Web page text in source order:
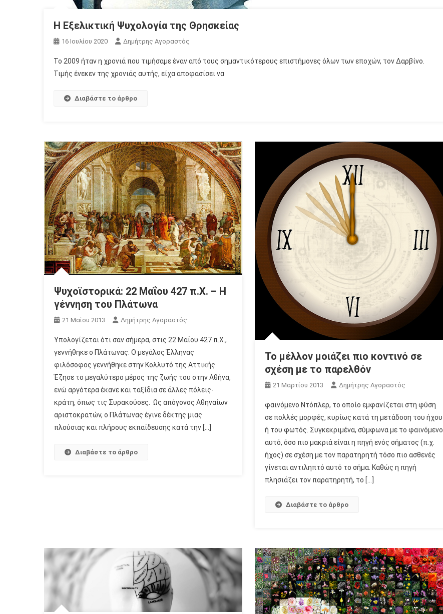
Η Εξελικτική Ψυχολογία της Θρησκείας
16 Ιουλίου 2020 Δημήτρης Αγοραστός
Το 2009 ήταν η χρονιά που τιμήσαμε έναν από τους σημαντικότερους επιστήμονες όλων των εποχών, τον Δαρβίνο.
Τιμής ένεκεν της χρονιάς αυτής, είχα αποφασίσει να
Διαβάστε το άρθρο
Ψυχοϊστορικά: 22 Μαΐου 427 π.Χ. – Η
γέννηση του Πλάτωνα
21 Μαΐου 2013 Δημήτρης Αγοραστός
Υπολογίζεται ότι σαν σήμερα, στις 22 Μαΐου 427 π.Χ.,
γεννήθηκε ο Πλάτωνας. Ο μεγάλος Έλληνας
φιλόσοφος γεννήθηκε στην Κολλυτό της Αττικής.
Έζησε το μεγαλύτερο μέρος της ζωής του στην Αθήνα,
ενώ αργότερα έκανε και ταξίδια σε άλλες πόλεις-
κράτη, όπως τις Συρακούσες. Ως απόγονος Αθηναίων
αριστοκρατών, ο Πλάτωνας έγινε δέκτης μιας
πλούσιας και πλήρους εκπαίδευσης κατά την […]
Διαβάστε το άρθρο
Το μέλλον μοιάζει πιο κοντινό σε
σχέση με το παρελθόν
21 Μαρτίου 2013 Δημήτρης Αγοραστός
φαινόμενο Ντόπλερ, το οποίο εμφανίζεται στη φύση
σε πολλές μορφές, κυρίως κατά τη μετάδοση του ήχου
ή του φωτός. Συγκεκριμένα, σύμφωνα με το φαινόμενο
αυτό, όσο πιο μακριά είναι η πηγή ενός σήματος (π.χ.
ήχος) σε σχέση με τον παρατηρητή τόσο πιο ασθενές
γίνεται αντιληπτό αυτό το σήμα. Καθώς η πηγή
πλησιάζει τον παρατηρητή, το […]
Διαβάστε το άρθρο